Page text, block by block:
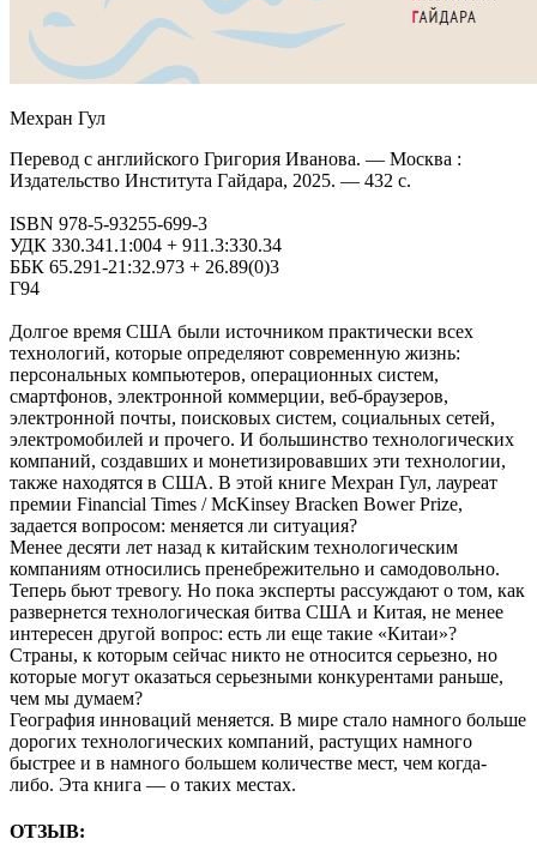
Мехран Гул
Перевод с английского Григория Иванова. — Москва :
Издательство Института Гайдара, 2025. — 432 с.
ISBN 978-5-93255-699-3
УДК 330.341.1:004 + 911.3:330.34
ББК 65.291-21:32.973 + 26.89(0)3
Г94
Долгое время США были источником практически всех
технологий, которые определяют современную жизнь:
персональных компьютеров, операционных систем,
смартфонов, электронной коммерции, веб-браузеров,
электронной почты, поисковых систем, социальных сетей,
электромобилей и прочего. И большинство технологических
компаний, создавших и монетизировавших эти технологии,
также находятся в США. В этой книге Мехран Гул, лауреат
премии Financial Times / McKinsey Bracken Bower Prize,
задается вопросом: меняется ли ситуация?
Менее десяти лет назад к китайским технологическим
компаниям относились пренебрежительно и самодовольно.
Теперь бьют тревогу. Но пока эксперты рассуждают о том, как
развернется технологическая битва США и Китая, не менее
интересен другой вопрос: есть ли еще такие «Китаи»?
Страны, к которым сейчас никто не относится серьезно, но
которые могут оказаться серьезными конкурентами раньше,
чем мы думаем?
География инноваций меняется. В мире стало намного больше
дорогих технологических компаний, растущих намного
быстрее и в намного большем количестве мест, чем когда-
либо. Эта книга — о таких местах.
ОТЗЫВ: